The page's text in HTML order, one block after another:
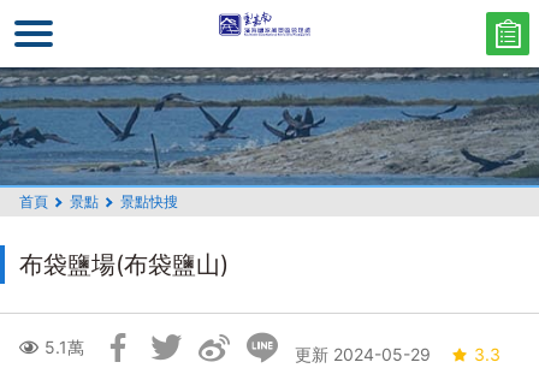
到
主
要
內
容
區
塊
首頁 景點 景點快搜
布袋鹽場(布袋鹽山)
5.1萬 更新 2024-05-29 3.3